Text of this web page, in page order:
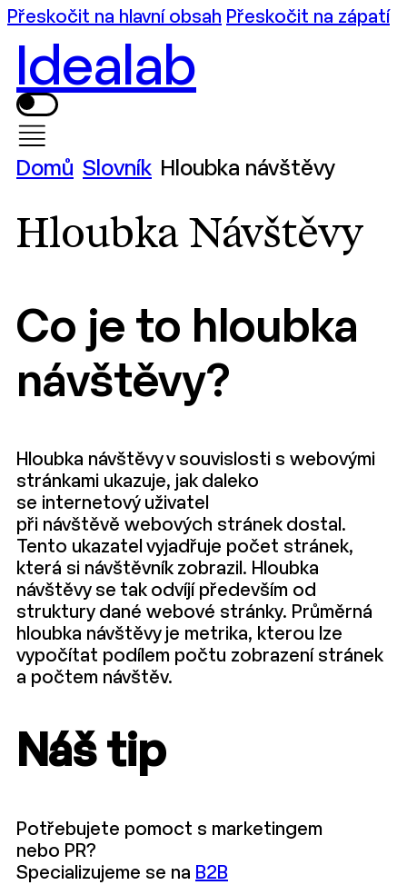
Přeskočit na hlavní obsah Přeskočit na zápatí
Idealab
Domů Slovník Hloubka návštěvy
Hloubka Návštěvy
Co je to hloubka
návštěvy?
Hloubka návštěvy v souvislosti s webovými
stránkami ukazuje, jak daleko
se internetový uživatel
při návštěvě webových stránek dostal.
Tento ukazatel vyjadřuje počet stránek,
která si návštěvník zobrazil. Hloubka
návštěvy se tak odvíjí především od
struktury dané webové stránky. Průměrná
hloubka návštěvy je metrika, kterou lze
vypočítat podílem počtu zobrazení stránek
a počtem návštěv.
Náš tip
Potřebujete pomoct s marketingem
nebo PR?
Specializujeme se na B2B